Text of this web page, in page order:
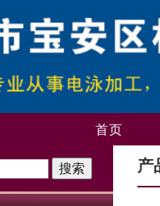
首页
产